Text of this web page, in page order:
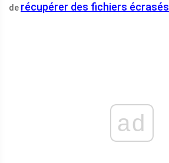
de récupérer des fichiers écrasés
ad